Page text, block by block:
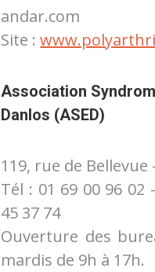
andar.com
Site :
Association
Danlos (ASED)
119, rue de Bellevue
Tél : 01 69 00 96 02
45 37 74
Ouverture des
mardis de 9h à 17h.